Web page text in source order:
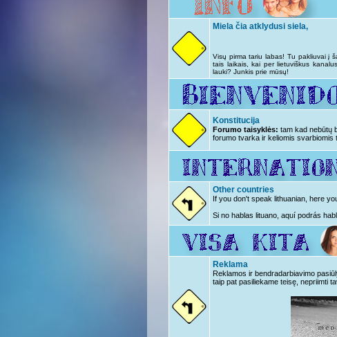
Miela čia atklydusi siela,
Visų pirma tariu labas! Tu pakliuvai į
tais laikais, kai per lietuviškus
lauki? Junkis prie mūsų!
Konstitucija
Forumo taisyklės: tam kad nebūtų
forumo tvarka ir keliomis svarbiomis
Other countries
If you don't speak lithuanian, here
Si no hablas lituano, aquí podrás
Reklama
Reklamos ir bendradarbiavimo
taip pat pasiliekame teisę, nepriimti